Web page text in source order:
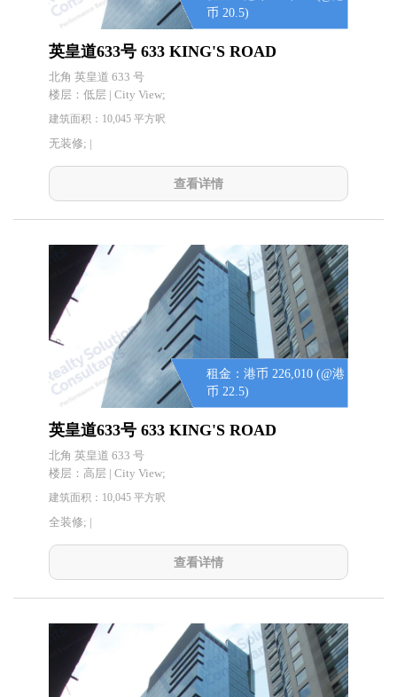
币 20.5)
英皇道633号 633 KING'S ROAD
北角 英皇道 633 号
楼层： 低层 | City View;
建筑面积：10,045 平方呎
无装修; |
查看详情
租金：港币 226,010 (@港
币 22.5)
英皇道633号 633 KING'S ROAD
北角 英皇道 633 号
楼层： 高层 | City View;
建筑面积：10,045 平方呎
全装修; |
查看详情